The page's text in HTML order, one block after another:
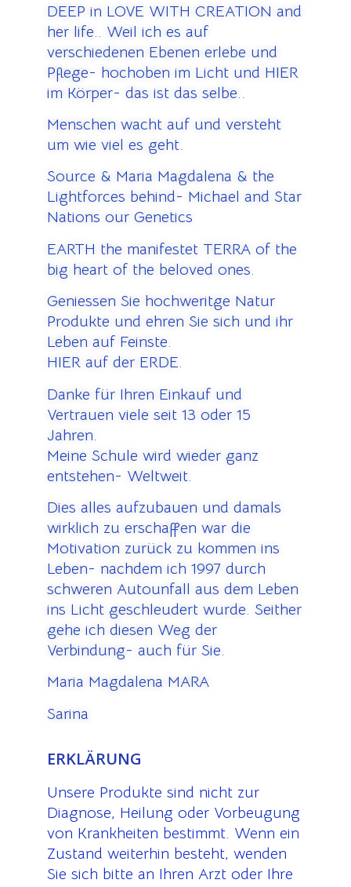
DEEP in LOVE WITH CREATION and
her life.. Weil ich es auf
verschiedenen Ebenen erlebe und
Pflege- hochoben im Licht und HIER
im Körper- das ist das selbe..
Menschen wacht auf und versteht
um wie viel es geht.
Source & Maria Magdalena & the
Lightforces behind- Michael and Star
Nations our Genetics
EARTH the manifestet TERRA of the
big heart of the beloved ones.
Geniessen Sie hochweritge Natur
Produkte und ehren Sie sich und ihr
Leben auf Feinste.
HIER auf der ERDE.
Danke für Ihren Einkauf und
Vertrauen viele seit 13 oder 15
Jahren.
Meine Schule wird wieder ganz
entstehen- Weltweit.
Dies alles aufzubauen und damals
wirklich zu erschaffen war die
Motivation zurück zu kommen ins
Leben- nachdem ich 1997 durch
schweren Autounfall aus dem Leben
ins Licht geschleudert wurde. Seither
gehe ich diesen Weg der
Verbindung- auch für Sie.
Maria Magdalena MARA
Sarina
ERKLÄRUNG
Unsere Produkte sind nicht zur
Diagnose, Heilung oder Vorbeugung
von Krankheiten bestimmt. Wenn ein
Zustand weiterhin besteht, wenden
Sie sich bitte an Ihren Arzt oder Ihre